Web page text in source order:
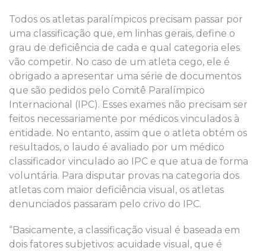
Todos os atletas paralímpicos precisam passar por
uma classificação que, em linhas gerais, define o
grau de deficiência de cada e qual categoria eles
vão competir. No caso de um atleta cego, ele é
obrigado a apresentar uma série de documentos
que são pedidos pelo Comitê Paralímpico
Internacional (IPC). Esses exames não precisam ser
feitos necessariamente por médicos vinculados à
entidade. No entanto, assim que o atleta obtém os
resultados, o laudo é avaliado por um médico
classificador vinculado ao IPC e que atua de forma
voluntária. Para disputar provas na categoria dos
atletas com maior deficiência visual, os atletas
denunciados passaram pelo crivo do IPC.
“Basicamente, a classificação visual é baseada em
dois fatores subjetivos: acuidade visual, que é